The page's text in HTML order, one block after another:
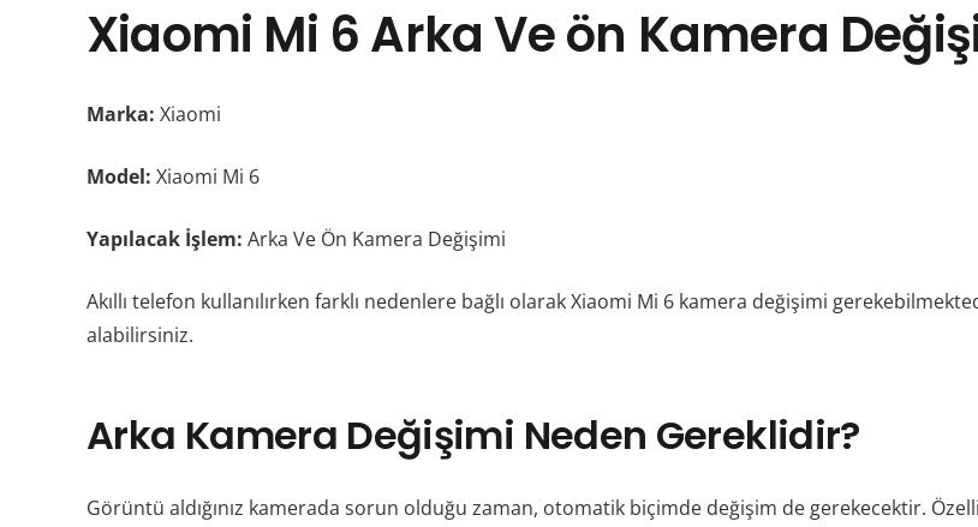
Xiaomi Mi 6 Arka Ve ön Kamera
Marka: Xiaomi
Model: Xiaomi Mi 6
Yapılacak İşlem: Arka Ve Ön Kamera Değişimi
Akıllı telefon kullanılırken farklı nedenlere bağlı olarak Xiaomi Mi 6 kamera değişimi
alabilirsiniz.
Arka Kamera Değişimi Neden Gereklidir?
Görüntü aldığınız kamerada sorun olduğu zaman, otomatik biçimde değişim de gerekecektir.